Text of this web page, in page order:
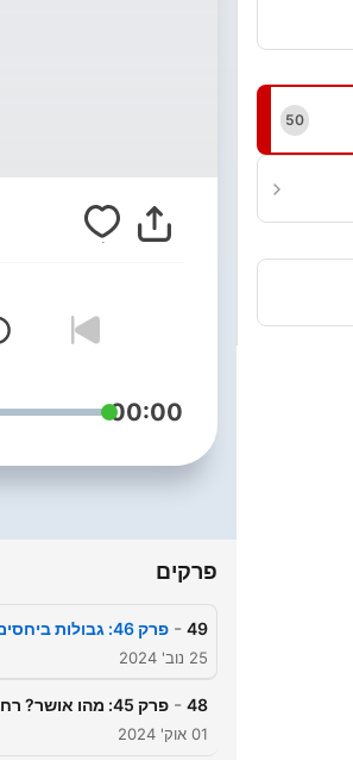
50
00:00
פרקים
49
- פרק 46: גבולות ביחסים: כיצד לזהות ולצאת מאלימות - עו״ד יערה רשף
25 נוב' 2024
48
- פרק 45: מהו אושר? רחל מאורי
01 אוק' 2024